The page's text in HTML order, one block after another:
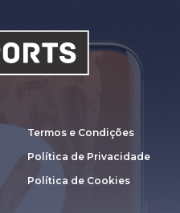
Termos e Condições
Política de Privacidade
Política de Cookies